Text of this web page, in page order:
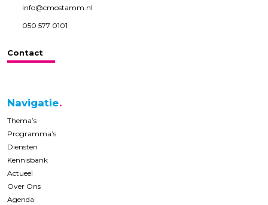
info@cmostamm.nl
050 577 0101
Contact
Navigatie
Thema’s
Programma’s
Diensten
Kennisbank
Actueel
Over Ons
Agenda